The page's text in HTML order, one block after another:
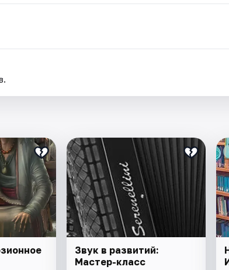
Звук в развитий:
Мастер-класс